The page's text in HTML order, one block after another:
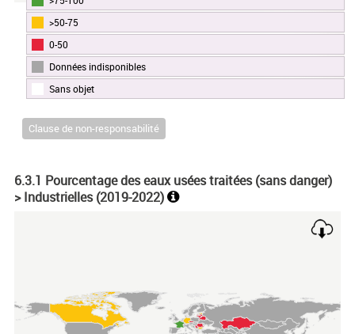
End of interactive chart.
Clause de non-responsabilité
>50-75
0-50
Données indisponibles
Sans objet
6.3.1 Pourcentage des eaux usées traitées (sans danger)
> Industrielles (2019-2022)